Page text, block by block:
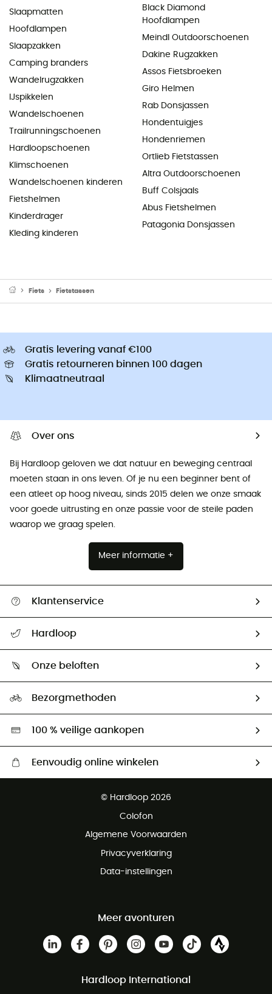
Slaapmatten
Hoofdlampen
Slaapzakken
Camping branders
Wandelrugzakken
IJspikkelen
Wandelschoenen
Trailrunningschoenen
Hardloopschoenen
Klimschoenen
Wandelschoenen kinderen
Fietshelmen
Kinderdrager
Kleding kinderen
Black Diamond
Hoofdlampen
Meindl Outdoorschoenen
Dakine Rugzakken
Assos Fietsbroeken
Giro Helmen
Rab Donsjassen
Hondentuigjes
Hondenriemen
Ortlieb Fietstassen
Altra Outdoorschoenen
Buff Colsjaals
Abus Fietshelmen
Patagonia Donsjassen
Fiets Fietstassen
Gratis levering vanaf €100
Gratis retourneren binnen 100 dagen
Klimaatneutraal
Over ons
Bij Hardloop geloven we dat natuur en beweging centraal
moeten staan ​​in ons leven. Of je nu een beginner bent of
een atleet op hoog niveau, sinds 2015 delen we onze smaak
voor goede uitrusting en onze passie voor de steile paden
waarop we graag spelen.
Meer informatie +
Klantenservice
Mijn zending volgen
Retourzendingen & Terugbetalingen
Hardloop
Ambassadeurs
Onze beloften
Hardgreen
Bezorgmethoden
100 % veilige aankopen
Eenvoudig online winkelen
Gratis retourneren binnen 100 dagen
© Hardloop 2026
Colofon
Algemene Voorwaarden
Privacyverklaring
Data-instellingen
Meer avonturen
Hardloop International